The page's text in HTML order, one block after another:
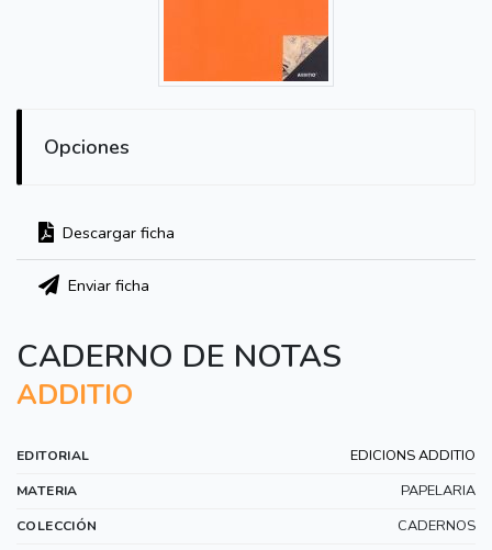
Opciones
Descargar ficha
Enviar ficha
CADERNO DE NOTAS
ADDITIO
EDITORIAL EDICIONS ADDITIO
MATERIA PAPELARIA
COLECCIÓN CADERNOS